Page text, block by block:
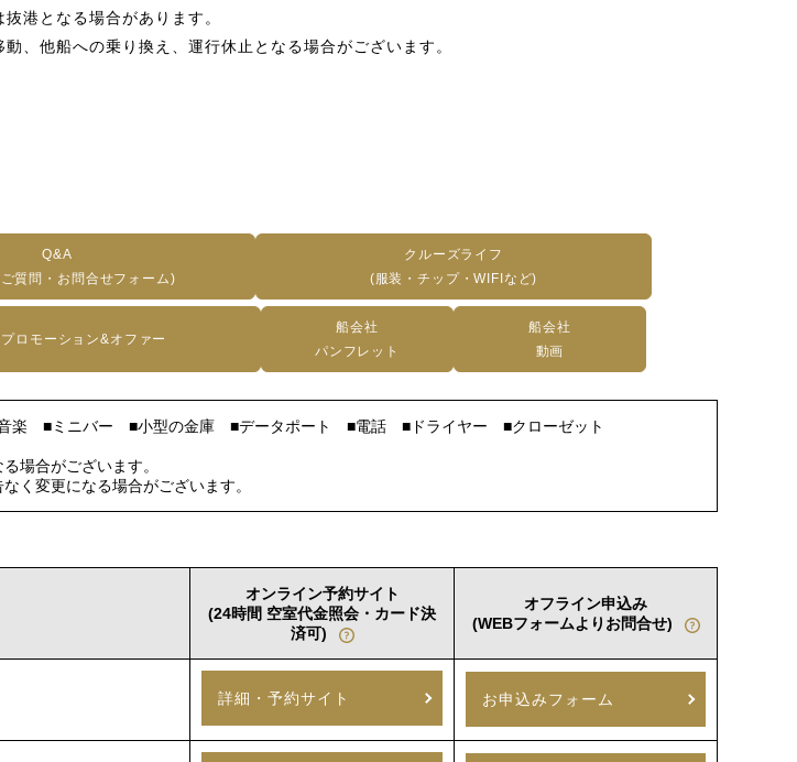
港となる場合があります。
、他船への乗り換え、運行休止となる場合がございます。
Q&A
質問・お問合せフォーム)
クルーズライフ
(服装・チップ・WIFIなど)
ロモーション&オファー
船会社
パンフレット
船会社
動画
楽 ■ミニバー ■小型の金庫 ■データポート ■電話 ■ドライヤー ■クローゼット
場合がございます。
く変更になる場合がございます。
オンライン予約サイト
(24時間 空室代金照会・カード決
済可)
オフライン申込み
(WEBフォームよりお問合せ)
詳細・予約サイト お申込みフォーム